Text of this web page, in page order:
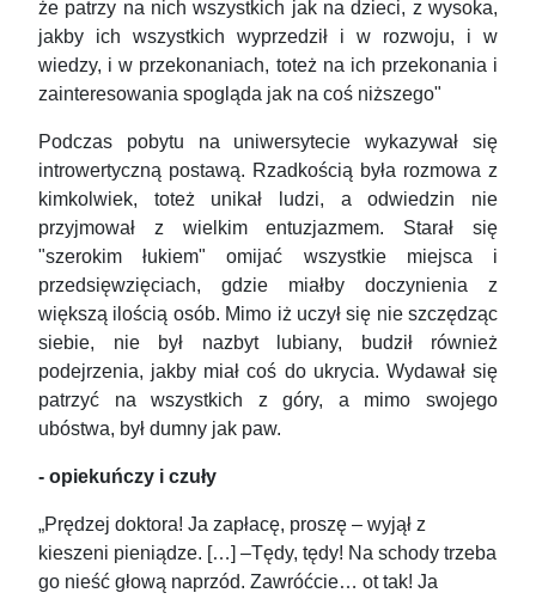
że patrzy na nich wszystkich jak na dzieci, z wysoka,
jakby ich wszystkich wyprzedził i w rozwoju, i w
wiedzy, i w przekonaniach, toteż na ich przekonania i
zainteresowania spogląda jak na coś niższego"
Podczas pobytu na uniwersytecie wykazywał się
introwertyczną postawą. Rzadkością była rozmowa z
kimkolwiek, toteż unikał ludzi, a odwiedzin nie
przyjmował z wielkim entuzjazmem. Starał się
"szerokim łukiem" omijać wszystkie miejsca i
przedsięwzięciach, gdzie miałby doczynienia z
większą ilością osób. Mimo iż uczył się nie szczędząc
siebie, nie był nazbyt lubiany, budził również
podejrzenia, jakby miał coś do ukrycia. Wydawał się
patrzyć na wszystkich z góry, a mimo swojego
ubóstwa, był dumny jak paw.
- opiekuńczy i czuły
„Prędzej doktora! Ja zapłacę, proszę – wyjął z
kieszeni pieniądze. […] –Tędy, tędy! Na schody trzeba
go nieść głową naprzód. Zawróćcie… ot tak! Ja